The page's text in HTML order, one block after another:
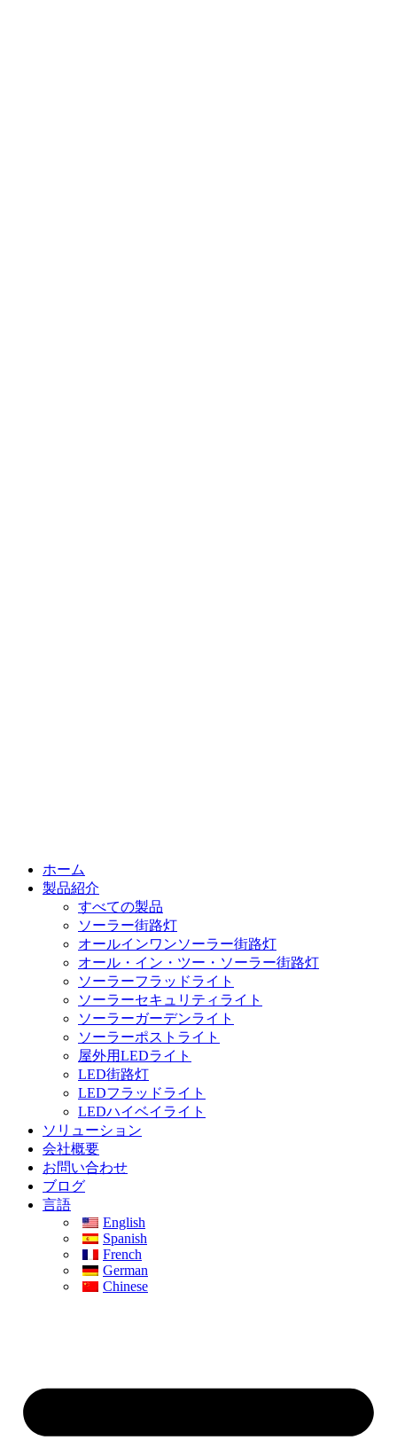
ホーム
製品紹介
すべての製品
ソーラー街路灯
オールインワンソーラー街路灯
オール・イン・ツー・ソーラー街路灯
ソーラーフラッドライト
ソーラーセキュリティライト
ソーラーガーデンライト
ソーラーポストライト
屋外用LEDライト
LED街路灯
LEDフラッドライト
LEDハイベイライト
ソリューション
会社概要
お問い合わせ
ブログ
言語
English
Spanish
French
German
Chinese